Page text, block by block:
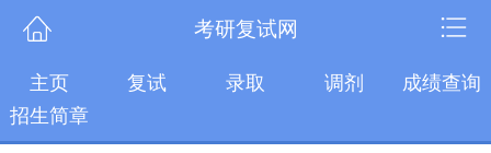
考研复试网
主页 复试 录取 调剂
成绩查询
招生简章